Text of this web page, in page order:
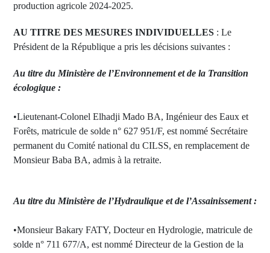
production agricole 2024-2025.
AU TITRE DES MESURES INDIVIDUELLES : Le
Président de la République a pris les décisions suivantes :
Au titre du Ministère de l’Environnement et de la Transition
écologique :
•Lieutenant-Colonel Elhadji Mado BA, Ingénieur des Eaux et
Forêts, matricule de solde n° 627 951/F, est nommé Secrétaire
permanent du Comité national du CILSS, en remplacement de
Monsieur Baba BA, admis à la retraite.
Au titre du Ministère de l’Hydraulique et de l’Assainissement :
•Monsieur Bakary FATY, Docteur en Hydrologie, matricule de
solde n° 711 677/A, est nommé Directeur de la Gestion de la